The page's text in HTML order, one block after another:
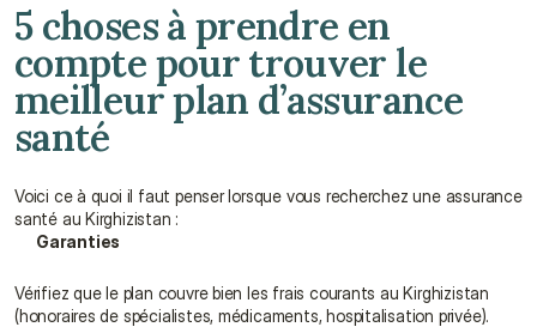
5 choses à prendre en
compte pour trouver le
meilleur plan d’assurance
santé
Voici ce à quoi il faut penser lorsque vous recherchez une assurance
santé au Kirghizistan :
Garanties
Vérifiez que le plan couvre bien les frais courants au Kirghizistan
(honoraires de spécialistes, médicaments, hospitalisation privée).